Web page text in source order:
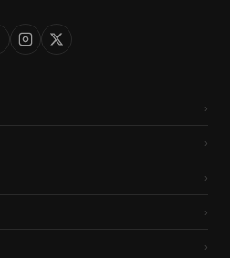
›
›
›
›
›